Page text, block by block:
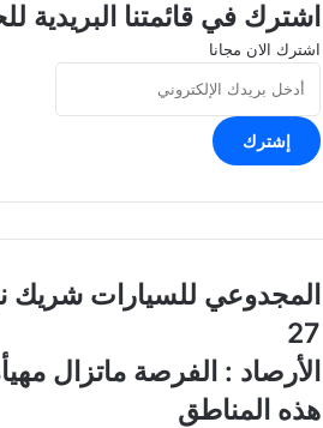
اشترك في قائمتنا البريدية
اشترك الان مجانا
بريدك
الإلكتروني
المجدوعي
للسيارات
شريك
نجاح
ذهبي
في
المجدوعي للسيارات شريك
27
الأرصاد
الفرصة
الأرصاد : الفرصة ماتزال
هذه المناطق